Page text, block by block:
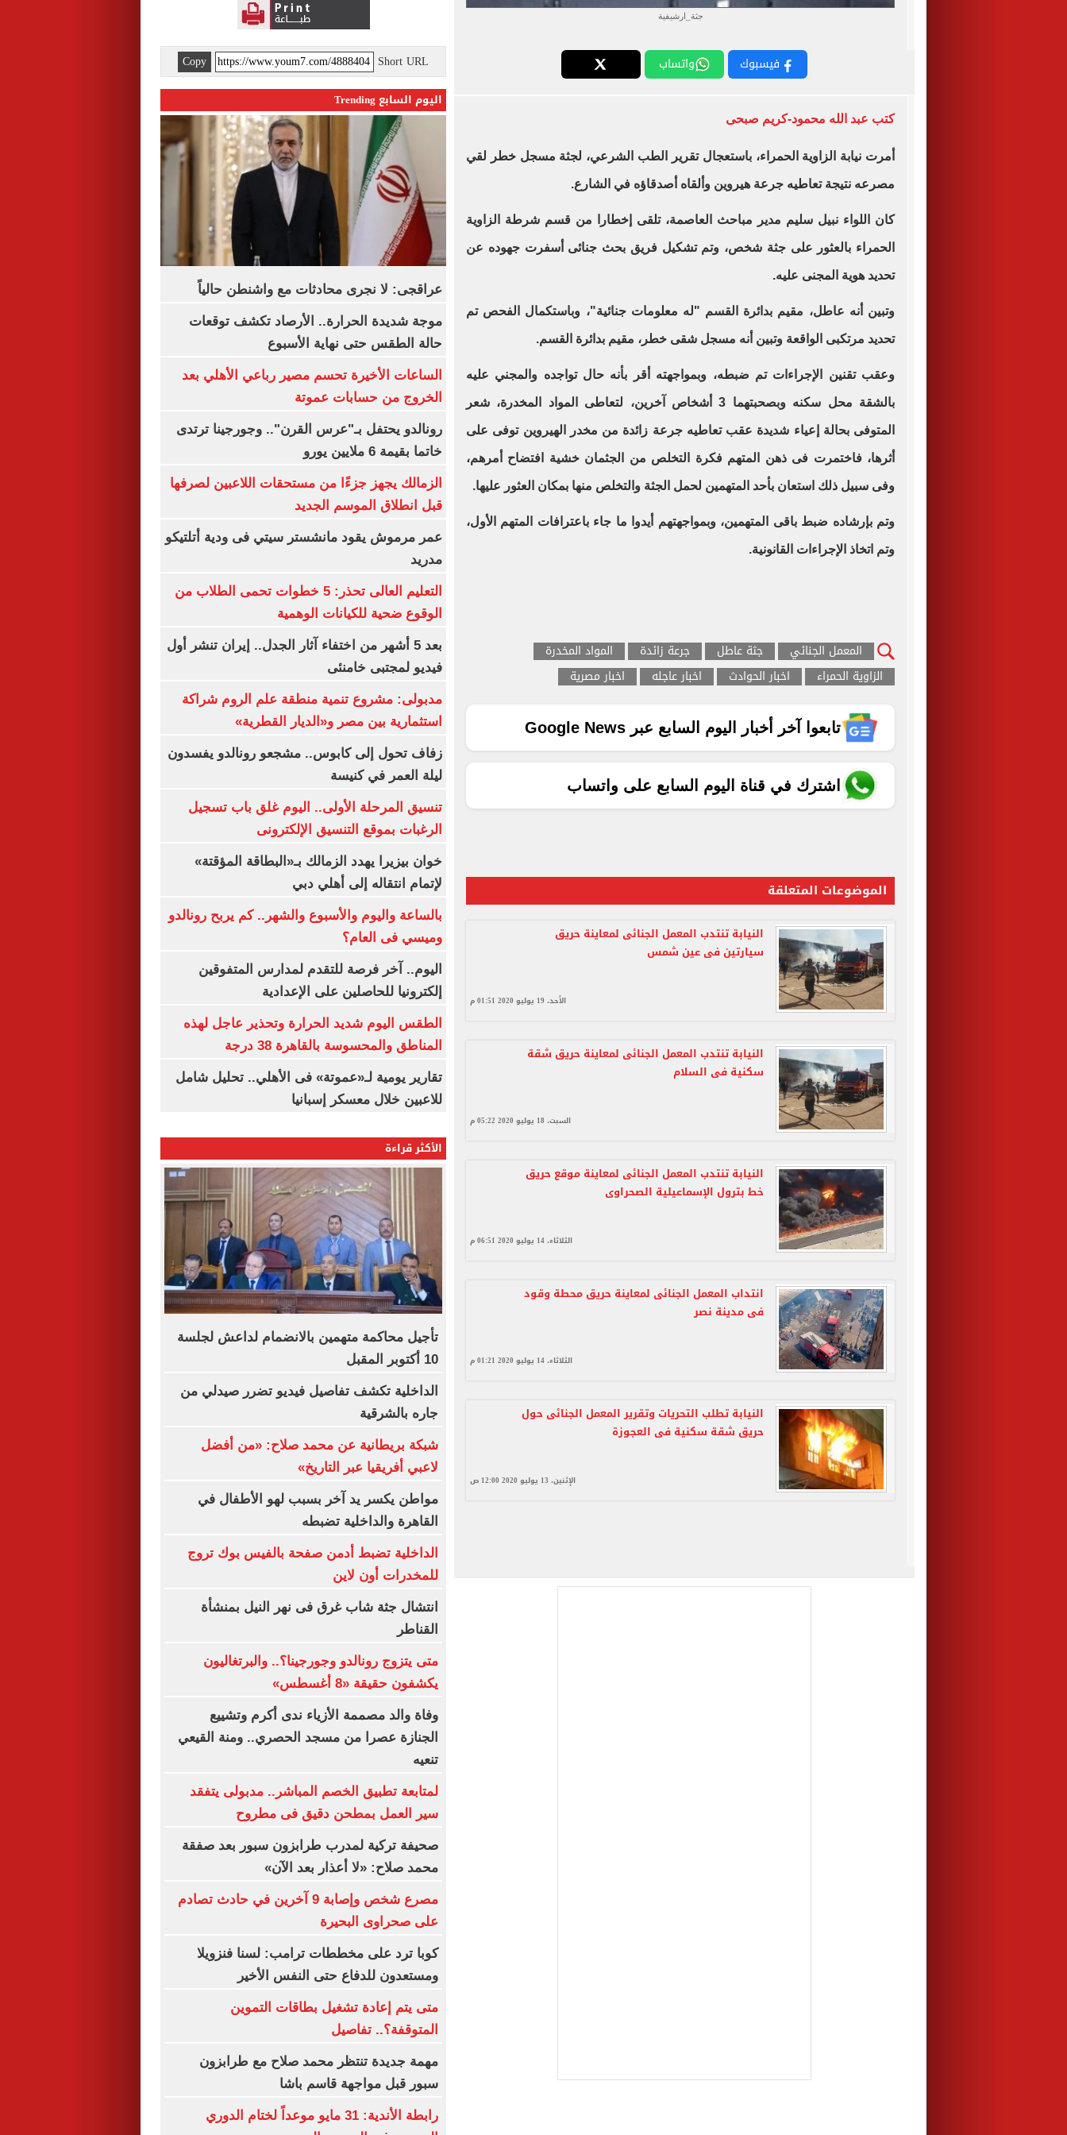
جثة_ارشيفية
فيسبوك واتساب
كتب عبد الله محمود-كريم صبحى
أمرت نيابة الزاوية الحمراء، باستعجال تقرير الطب الشرعي، لجثة مسجل خطر لقي
مصرعه نتيجة تعاطيه جرعة هيروين وألقاه أصدقاؤه في الشارع.
كان اللواء نبيل سليم مدير مباحث العاصمة، تلقى إخطارا من قسم شرطة الزاوية
الحمراء بالعثور على جثة شخص، وتم تشكيل فريق بحث جنائى أسفرت جهوده عن
تحديد هوية المجنى عليه.
وتبين أنه عاطل، مقيم بدائرة القسم "له معلومات جنائية"، وباستكمال الفحص تم
تحديد مرتكبى الواقعة وتبين أنه مسجل شقى خطر، مقيم بدائرة القسم.
وعقب تقنين الإجراءات تم ضبطه، وبمواجهته أقر بأنه حال تواجده والمجني عليه
بالشقة محل سكنه وبصحبتهما 3 أشخاص آخرين، لتعاطى المواد المخدرة، شعر
المتوفى بحالة إعياء شديدة عقب تعاطيه جرعة زائدة من مخدر الهيروين توفى على
أثرها، فاختمرت فى ذهن المتهم فكرة التخلص من الجثمان خشية افتضاح أمرهم،
وفى سبيل ذلك استعان بأحد المتهمين لحمل الجثة والتخلص منها بمكان العثور عليها.
وتم بإرشاده ضبط باقى المتهمين، وبمواجهتهم أيدوا ما جاء باعترافات المتهم الأول،
وتم اتخاذ الإجراءات القانونية.
المعمل الجنائي جثة عاطل جرعة زائدة
المواد المخدرة
الزاوية الحمراء
اخبار الحوادث اخبار عاجله اخبار مصرية
تابعوا آخر أخبار اليوم السابع عبر Google News
اشترك في قناة اليوم السابع على واتساب
الموضوعات المتعلقة
النيابة تنتدب المعمل الجنائى لمعاينة حريق
سيارتين فى عين شمس
الأحد، 19 يوليو 2020 01:51 م
النيابة تنتدب المعمل الجنائى لمعاينة حريق شقة
سكنية فى السلام
السبت، 18 يوليو 2020 05:22 م
النيابة تنتدب المعمل الجنائى لمعاينة موقع حريق
خط بترول الإسماعيلية الصحراوى
الثلاثاء، 14 يوليو 2020 06:51 م
انتداب المعمل الجنائى لمعاينة حريق محطة وقود
فى مدينة نصر
الثلاثاء، 14 يوليو 2020 01:21 م
النيابة تطلب التحريات وتقرير المعمل الجنائى حول
حريق شقة سكنية فى العجوزة
الإثنين، 13 يوليو 2020 12:00 ص
Short URL
Copy
اليوم السابع Trending
عراقجى: لا نجرى محادثات مع واشنطن حالياً
موجة شديدة الحرارة.. الأرصاد تكشف توقعات
حالة الطقس حتى نهاية الأسبوع
الساعات الأخيرة تحسم مصير رباعي الأهلي بعد
الخروج من حسابات عموتة
رونالدو يحتفل بـ"عرس القرن".. وجورجينا ترتدى
خاتما بقيمة 6 ملايين يورو
الزمالك يجهز جزءًا من مستحقات اللاعبين لصرفها
قبل انطلاق الموسم الجديد
عمر مرموش يقود مانشستر سيتي فى ودية أتلتيكو
مدريد
التعليم العالى تحذر: 5 خطوات تحمى الطلاب من
الوقوع ضحية للكيانات الوهمية
بعد 5 أشهر من اختفاء آثار الجدل.. إيران تنشر أول
فيديو لمجتبى خامنئى
مدبولى: مشروع تنمية منطقة علم الروم شراكة
استثمارية بين مصر و«الديار القطرية»
زفاف تحول إلى كابوس.. مشجعو رونالدو يفسدون
ليلة العمر في كنيسة
تنسيق المرحلة الأولى.. اليوم غلق باب تسجيل
الرغبات بموقع التنسيق الإلكترونى
خوان بيزيرا يهدد الزمالك بـ«البطاقة المؤقتة»
لإتمام انتقاله إلى أهلي دبي
بالساعة واليوم والأسبوع والشهر.. كم يربح رونالدو
وميسي فى العام؟
اليوم.. آخر فرصة للتقدم لمدارس المتفوقين
إلكترونيا للحاصلين على الإعدادية
الطقس اليوم شديد الحرارة وتحذير عاجل لهذه
المناطق والمحسوسة بالقاهرة 38 درجة
تقارير يومية لـ«عموتة» فى الأهلي.. تحليل شامل
للاعبين خلال معسكر إسبانيا
الأكثر قراءة
تأجيل محاكمة متهمين بالانضمام لداعش لجلسة
10 أكتوبر المقبل
الداخلية تكشف تفاصيل فيديو تضرر صيدلي من
جاره بالشرقية
شبكة بريطانية عن محمد صلاح: «من أفضل
لاعبي أفريقيا عبر التاريخ»
مواطن يكسر يد آخر بسبب لهو الأطفال في
القاهرة والداخلية تضبطه
الداخلية تضبط أدمن صفحة بالفيس بوك تروج
للمخدرات أون لاين
انتشال جثة شاب غرق فى نهر النيل بمنشأة
القناطر
متى يتزوج رونالدو وجورجينا؟.. والبرتغاليون
يكشفون حقيقة «8 أغسطس»
وفاة والد مصممة الأزياء ندى أكرم وتشييع
الجنازة عصرا من مسجد الحصري.. ومنة القيعي
تنعيه
لمتابعة تطبيق الخصم المباشر.. مدبولى يتفقد
سير العمل بمطحن دقيق فى مطروح
صحيفة تركية لمدرب طرابزون سبور بعد صفقة
محمد صلاح: «لا أعذار بعد الآن»
مصرع شخص وإصابة 9 آخرين في حادث تصادم
على صحراوى البحيرة
كوبا ترد على مخططات ترامب: لسنا فنزويلا
ومستعدون للدفاع حتى النفس الأخير
متى يتم إعادة تشغيل بطاقات التموين
المتوقفة؟.. تفاصيل
مهمة جديدة تنتظر محمد صلاح مع طرابزون
سبور قبل مواجهة قاسم باشا
رابطة الأندية: 31 مايو موعداً لختام الدوري